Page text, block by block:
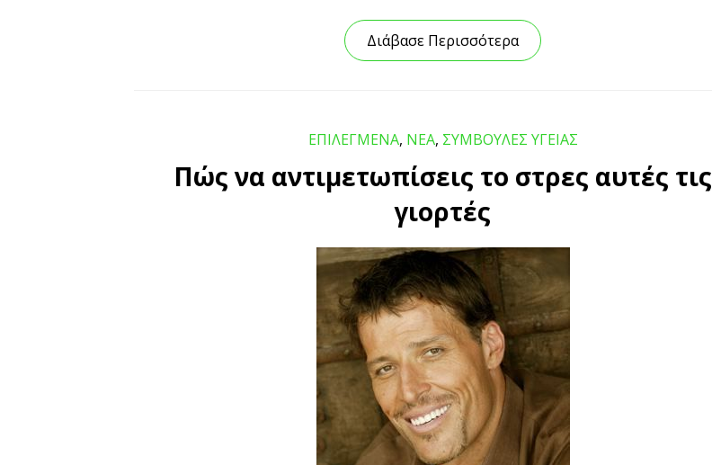
Διάβασε Περισσότερα
ΕΠΙΛΕΓΜΕΝΑ, ΝΕΑ, ΣΥΜΒΟΥΛΕΣ ΥΓΕΙΑΣ
Πώς να αντιμετωπίσεις το στρες αυτές τις
γιορτές